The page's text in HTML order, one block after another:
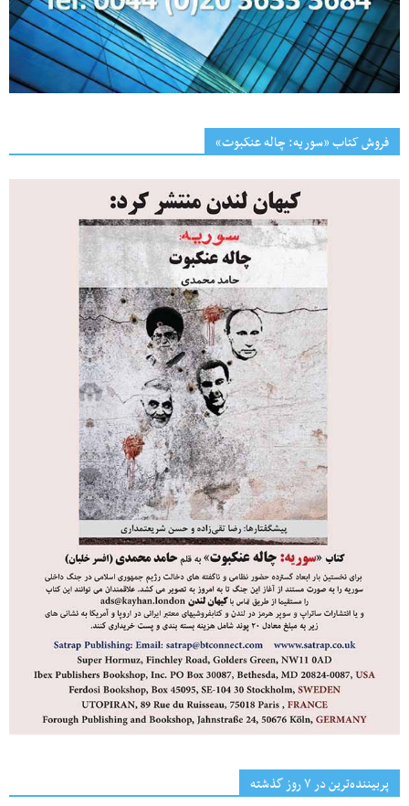
فروش کتاب «سوریه: چاله عنکبوت»
پربیننده‌ترین‌ در ۷ روز گذشته